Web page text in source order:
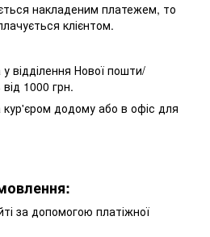
накладеним платежем, то
клієнтом.
Нової пошти/
1000 грн.
додому або в офіс для
за допомогою платіжної